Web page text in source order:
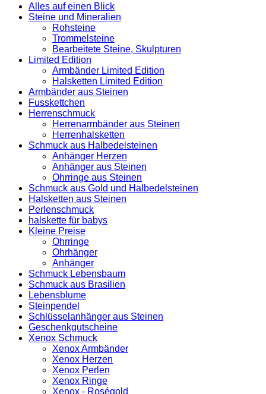
Alles auf einen Blick
Steine und Mineralien
Rohsteine
Trommelsteine
Bearbeitete Steine, Skulpturen
Limited Edition
Armbänder Limited Edition
Halsketten Limited Edition
Armbänder aus Steinen
Fusskettchen
Herrenschmuck
Herrenarmbänder aus Steinen
Herrenhalsketten
Schmuck aus Halbedelsteinen
Anhänger Herzen
Anhänger aus Steinen
Ohrringe aus Steinen
Schmuck aus Gold und Halbedelsteinen
Halsketten aus Steinen
Perlenschmuck
halskette für babys
Kleine Preise
Ohrringe
Ohrhänger
Anhänger
Schmuck Lebensbaum
Schmuck aus Brasilien
Lebensblume
Steinpendel
Schlüsselanhänger aus Steinen
Geschenkgutscheine
Xenox Schmuck
Xenox Armbänder
Xenox Herzen
Xenox Perlen
Xenox Ringe
Xenox - Roségold